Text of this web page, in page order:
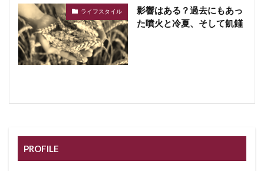
ライフスタイル
影響はある？過去にもあっ
た噴火と冷夏、そして飢饉
PROFILE